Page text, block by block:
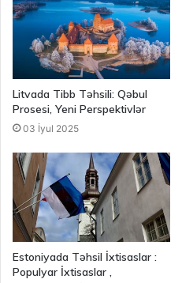
Litvada Tibb Təhsili: Qəbul
Prosesi, Yeni Perspektivlər
03 İyul 2025
Estoniyada Təhsil İxtisaslar :
Populyar İxtisaslar ,